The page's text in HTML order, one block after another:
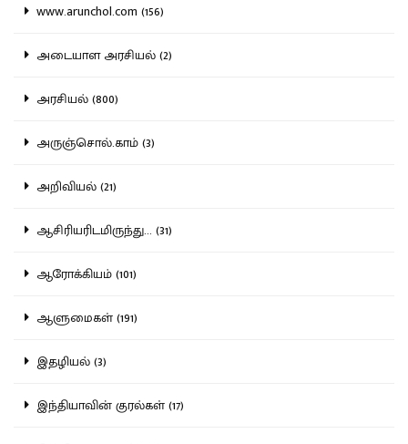
www.arunchol.com (156)
அடையாள அரசியல் (2)
அரசியல் (800)
அருஞ்சொல்.காம் (3)
அறிவியல் (21)
ஆசிரியரிடமிருந்து... (31)
ஆரோக்கியம் (101)
ஆளுமைகள் (191)
இதழியல் (3)
இந்தியாவின் குரல்கள் (17)